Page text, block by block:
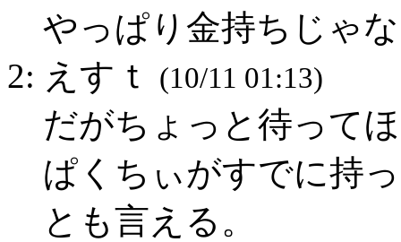
やっぱり金持ちじゃ
2: えすｔ
(10/11 01:13)
だがちょっと待って
ぱくちぃがすでに持
とも言える。